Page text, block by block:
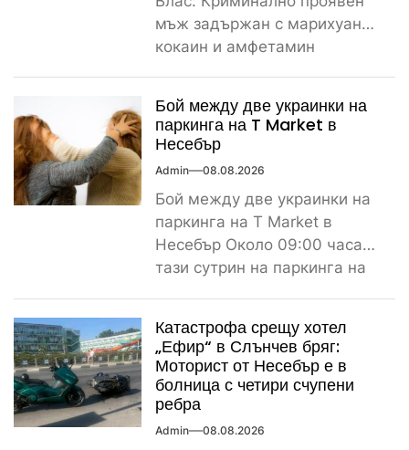
мъж задържан с марихуана,
кокаин и амфетамин
Бой между две украинки на
паркинга на T Market в
Несебър
Admin 08.08.2026
Бой между две украинки на
паркинга на T Market в
Несебър Около 09:00 часа
тази сутрин на паркинга на
Катастрофа срещу хотел
„Ефир“ в Слънчев бряг:
Моторист от Несебър е в
болница с четири счупени
ребра
Admin 08.08.2026